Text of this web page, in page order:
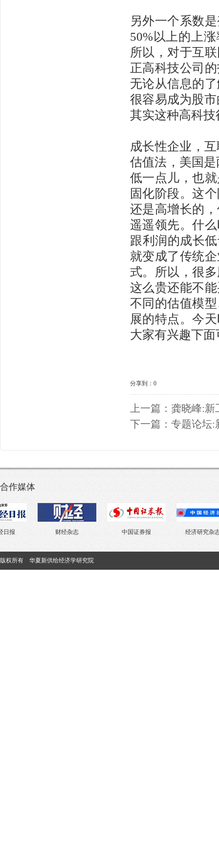
另外一个系数
50%以上的上
所以，对于互
正高科技公司
无论从信息的
很容易成为股
其实这种高科
成长性企业，
估值法，美国
低一点儿，也
固化阶段。这
还是高增长的
遥遥领先。什
跟利润的成长
就变成了传统
式。所以，很
这么贵还能不
不同的估值模
展的特点。今
大家有兴趣下
分享到： 0
上一篇： 龚晓峰:新
下一篇： 专题论坛:
合作媒体
财经杂志 中国证券报 经济研究杂志社
版权所有 华夏新供给经济学研究院